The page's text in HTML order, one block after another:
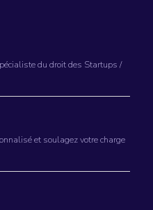
du droit des Startups /
et soulagez votre charge